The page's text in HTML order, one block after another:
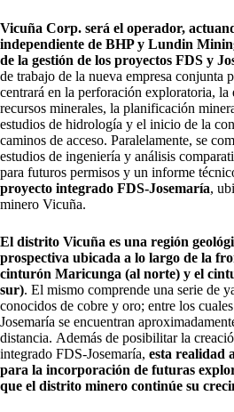
Vicuña Corp. será el operador,
independiente de BHP y Lundin
de la gestión de los proyectos FDS y
de trabajo de la nueva empresa conjunta
centrará en la perforación exploratoria, la
recursos minerales, la planificación
estudios de hidrología y el inicio de la
caminos de acceso. Paralelamente, se
estudios de ingeniería y análisis
para futuros permisos y un informe
proyecto integrado FDS-Josemaría,
minero Vicuña.
El distrito Vicuña es una región
prospectiva ubicada a lo largo de la
cinturón Maricunga (al norte) y el
sur). El mismo comprende una serie de
conocidos de cobre y oro; entre los
Josemaría se encuentran
distancia. Además de posibilitar la
integrado FDS-Josemaría, esta realidad
para la incorporación de futuras
que el distrito minero continúe su